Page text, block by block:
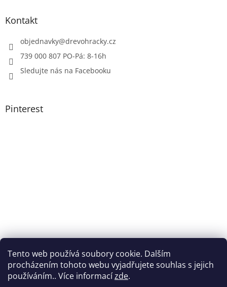
Tento web používá soubory cookie. Dalším
procházením tohoto webu vyjadřujete souhlas s jejich
používáním.. Více informacízde.
Kontakt
objednavky@drevohracky.cz
739 000 807 PO-Pá: 8-16h
Sledujte nás na Facebooku
Pinterest